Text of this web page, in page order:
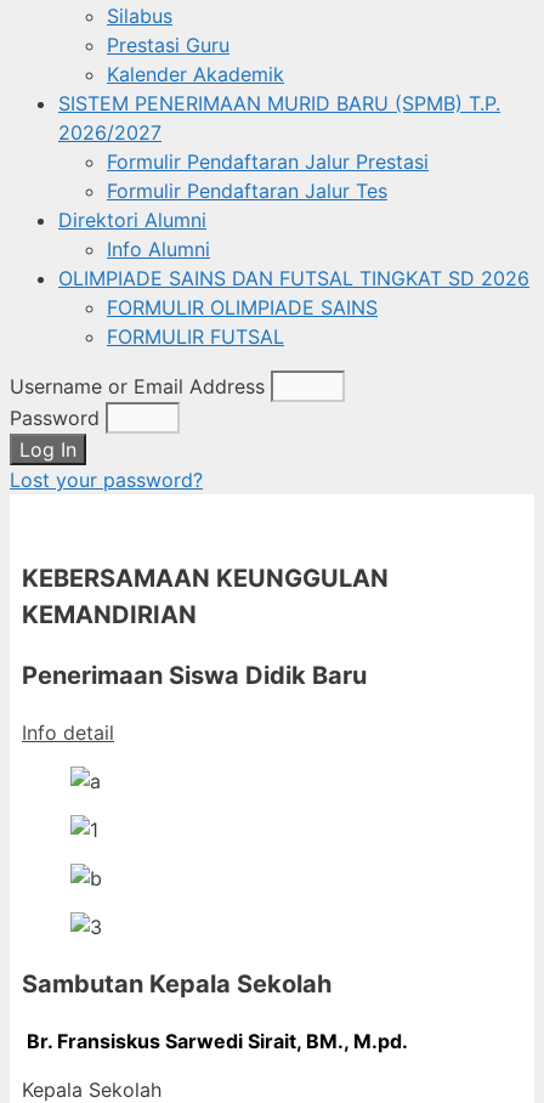
Silabus
Prestasi Guru
Kalender Akademik
SISTEM PENERIMAAN MURID BARU (SPMB) T.P.
2026/2027
Formulir Pendaftaran Jalur Prestasi
Formulir Pendaftaran Jalur Tes
Direktori Alumni
Info Alumni
OLIMPIADE SAINS DAN FUTSAL TINGKAT SD 2026
FORMULIR OLIMPIADE SAINS
FORMULIR FUTSAL
Username or Email Address
Password
Log In
Lost your password?
KEBERSAMAAN KEUNGGULAN
KEMANDIRIAN
Penerimaan Siswa Didik Baru
Info detail
Sambutan Kepala Sekolah
Br. Fransiskus Sarwedi Sirait, BM., M.pd.
Kepala Sekolah